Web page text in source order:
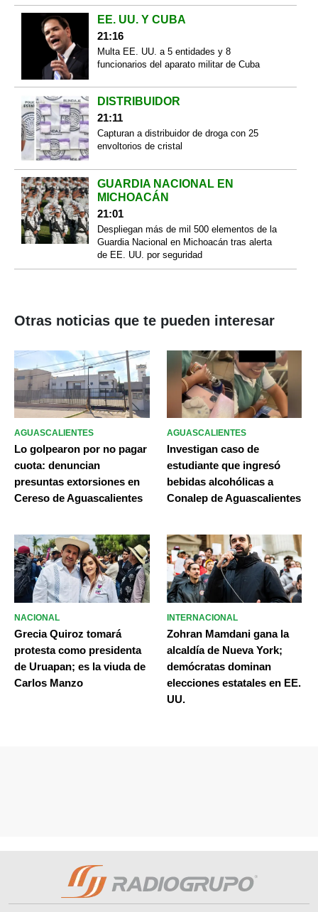
EE. UU. Y CUBA
21:16
Multa EE. UU. a 5 entidades y 8
funcionarios del aparato militar de Cuba
DISTRIBUIDOR
21:11
Capturan a distribuidor de droga con 25
envoltorios de cristal
GUARDIA NACIONAL EN
MICHOACÁN
21:01
Despliegan más de mil 500 elementos de la
Guardia Nacional en Michoacán tras alerta
de EE. UU. por seguridad
Otras noticias que te pueden interesar
AGUASCALIENTES
Lo golpearon por no pagar
cuota: denuncian
presuntas extorsiones en
Cereso de Aguascalientes
AGUASCALIENTES
Investigan caso de
estudiante que ingresó
bebidas alcohólicas a
Conalep de Aguascalientes
NACIONAL
Grecia Quiroz tomará
protesta como presidenta
de Uruapan; es la viuda de
Carlos Manzo
INTERNACIONAL
Zohran Mamdani gana la
alcaldía de Nueva York;
demócratas dominan
elecciones estatales en EE.
UU.